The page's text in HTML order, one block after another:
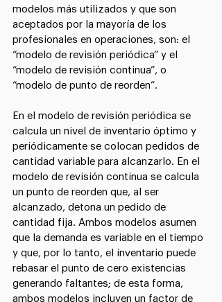
modelos más utilizados y que son
aceptados por la mayoría de los
profesionales en operaciones, son: el
“modelo de revisión periódica” y el
“modelo de revisión continua”, o
“modelo de punto de reorden”.
En el modelo de revisión periódica se
calcula un nivel de inventario óptimo y
periódicamente se colocan pedidos de
cantidad variable para alcanzarlo. En el
modelo de revisión continua se calcula
un punto de reorden que, al ser
alcanzado, detona un pedido de
cantidad fija. Ambos modelos asumen
que la demanda es variable en el tiempo
y que, por lo tanto, el inventario puede
rebasar el punto de cero existencias
generando faltantes; de esta forma,
ambos modelos incluyen un factor de